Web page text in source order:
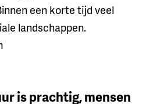
een korte tijd veel
landschappen.
is prachtig, mensen